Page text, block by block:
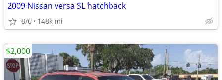
2009 Nissan versa SL hatchback
8/6 148k mi
$2,000